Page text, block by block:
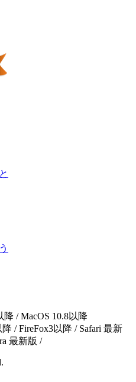
降 / MacOS 10.8以降
/ FireFox3以降 / Safari 最新
最新版 /